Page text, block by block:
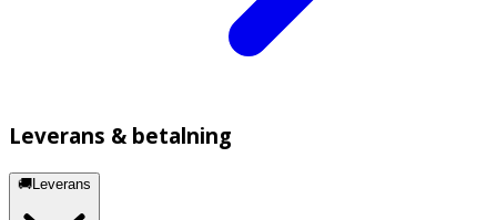
Leverans & betalning
🚚Leverans